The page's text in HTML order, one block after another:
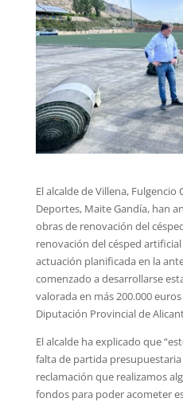
El alcalde de Villena, Fulgencio
Deportes, Maite Gandía, han
obras de renovación del
renovación del césped
actuación planificada en la
comenzado a desarrollarse
valorada en más 200.000
Diputación Provincial de
El alcalde ha explicado que
falta de partida presupuestaria
reclamación que realizamos
fondos para poder acometer